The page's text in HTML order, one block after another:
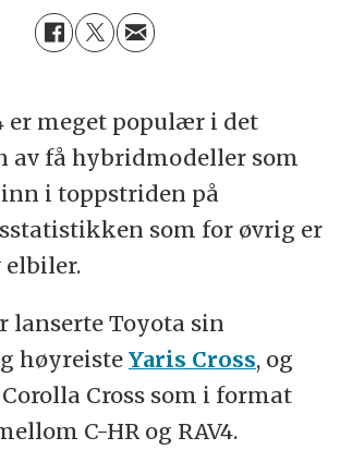
er meget populær i det
av få hybridmodeller som
i toppstriden på
som for øvrig er
elbiler.
lanserte Toyota sin
høyreiste Yaris Cross, og
Cross som i format
C-HR og RAV4.